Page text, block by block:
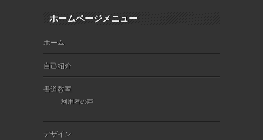
ホームページメニュー
ホーム
自己紹介
書道教室
利用者の声
デザイン